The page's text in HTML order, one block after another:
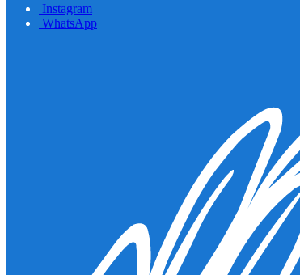
Instagram
WhatsApp